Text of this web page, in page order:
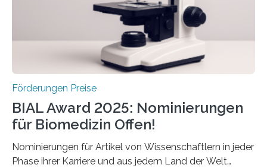
werden soll eine herausragende Doktorarbeit oder eine
hochrangige wissenschaftliche Publikation zum Thema
Förderungen Preise
BIAL Award 2025: Nominierungen
für Biomedizin Offen!
Nominierungen für Artikel von Wissenschaftlern in jeder
Phase ihrer Karriere und aus jedem Land der Welt